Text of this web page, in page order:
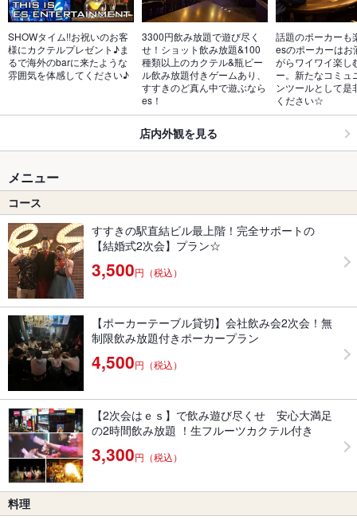
SHOWタイム!!お祝いのお客
様にカクテルプレゼント♪ま
るで海外のbarに来たような
雰囲気を体感してください♪
3300円飲み放題で遊び尽く
せ！ショット飲み放題&100
種類以上のカクテル&瓶ビー
ル飲み放題付きゲームあり、
すすきのど真ん中で遊ぶなら
es！
話題のポーカーも
esのポーカーはお
がらワイワイ楽し
ー。新たなコミュ
ンツールとして是
ください☆
店内外観を見る
メニュー
コース
すすきの駅直結ビル最上階！完全サポートの
【結婚式2次会】プラン☆
3,500円（税込）
【ポーカーテーブル貸切】会社飲み会2次会！無
制限飲み放題付きポーカープラン
4,500円（税込）
【2次会はｅｓ】で飲み遊び尽くせ 安心大満足
の2時間飲み放題 ！生フルーツカクテル付き
3,300円（税込）
料理